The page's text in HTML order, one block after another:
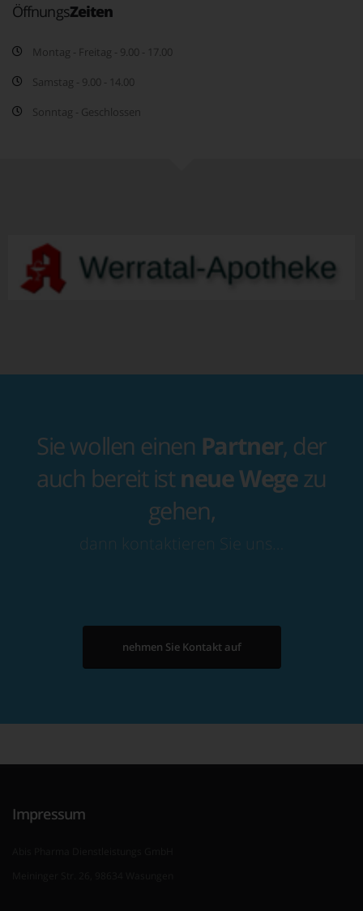
ÖffnungsZeiten
Montag - Freitag - 9.00 - 17.00
Samstag - 9.00 - 14.00
Sonntag - Geschlossen
Sie wollen einen Partner, der
auch bereit ist neue Wegezu
gehen,
dann kontaktieren Sie uns…
nehmen Sie Kontakt auf
Impressum